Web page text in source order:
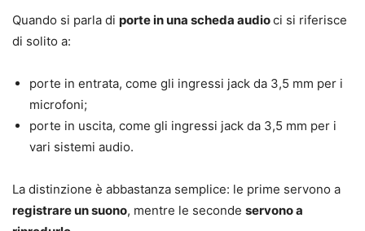
Quando si parla di porte in una scheda audioci si riferisce
di solito a:
porte in entrata, come gli ingressi jack da 3,5 mm per i
microfoni;
porte in uscita, come gli ingressi jack da 3,5 mm per i
vari sistemi audio.
La distinzione è abbastanza semplice: le prime servono a
registrare un suono, mentre le seconde servono a